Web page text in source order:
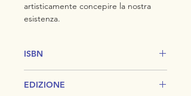
artisticamente concepire la nostra
esistenza.
ISBN
EDIZIONE